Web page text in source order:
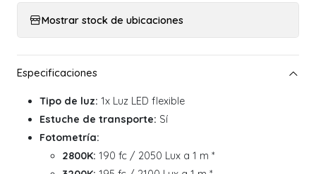
Mostrar stock de ubicaciones
Tipo de luz: 1x Luz LED flexible
Estuche de transporte: Sí
Fotometría:
2800K: 190 fc / 2050 Lux a 1 m *